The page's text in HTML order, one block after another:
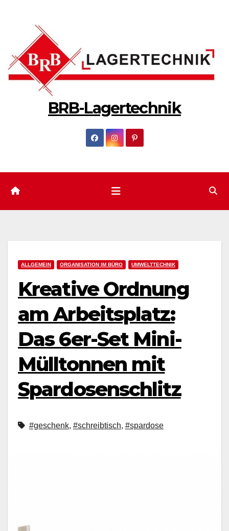
BRB-Lagertechnik
ALLGEMEIN ORGANISATION IM BÜRO UMWELTTECHNIK
Kreative Ordnung
am Arbeitsplatz:
Das 6er-Set Mini-
Mülltonnen mit
Spardosenschlitz
#geschenk, #schreibtisch, #spardose